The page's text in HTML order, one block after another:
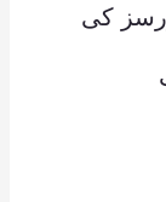
فورسز کی